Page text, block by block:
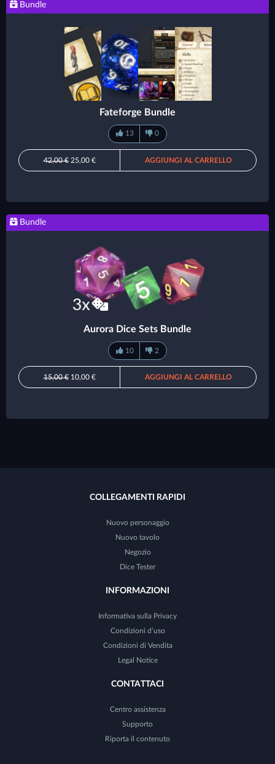
Bundle
Fateforge Bundle
13 0
42,00 €25,00 € AGGIUNGI AL CARRELLO
Bundle
Aurora Dice Sets Bundle
10 2
15,00 €10,00 € AGGIUNGI AL CARRELLO
COLLEGAMENTI RAPIDI
Nuovo personaggio
Nuovo tavolo
Negozio
Dice Tester
INFORMAZIONI
Informativa sulla Privacy
Condizioni d’uso
Condizioni di Vendita
Legal Notice
CONTATTACI
Centro assistenza
Supporto
Riporta il contenuto